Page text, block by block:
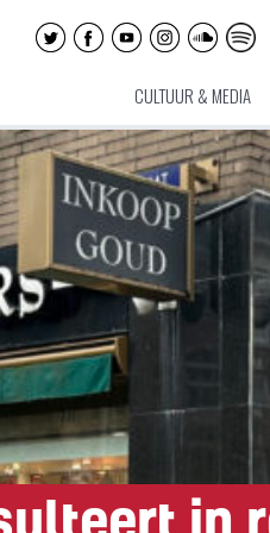
CULTUUR & MEDIA
in